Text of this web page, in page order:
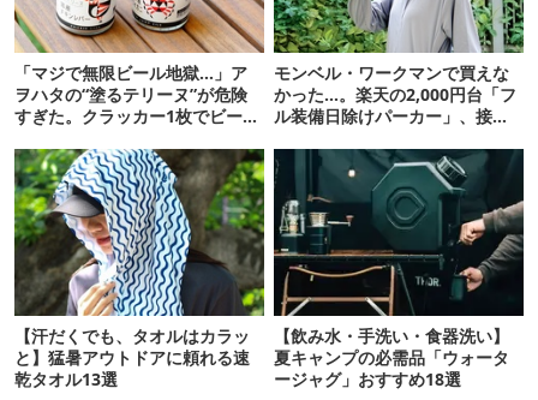
「マジで無限ビール地獄…」ア
ヲハタの“塗るテリーヌ”が危険
すぎた。クラッカー1枚でビール
モンベル・ワークマンで買えな
かった…。楽天の2,000円台「フ
ル装備日除けパーカー」、接触
【汗だくでも、タオルはカラッ
と】猛暑アウトドアに頼れる速
乾タオル13選
【飲み水・手洗い・食器洗い】
夏キャンプの必需品「ウォータ
ージャグ」おすすめ18選